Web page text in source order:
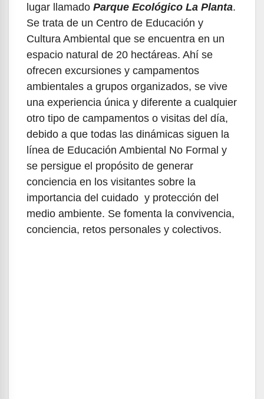
lugar llamado Parque Ecológico La Planta.
Se trata de un Centro de Educación y
Cultura Ambiental que se encuentra en un
espacio natural de 20 hectáreas. Ahí se
ofrecen excursiones y campamentos
ambientales a grupos organizados, se vive
una experiencia única y diferente a cualquier
otro tipo de campamentos o visitas del día,
debido a que todas las dinámicas siguen la
línea de Educación Ambiental No Formal y
se persigue el propósito de generar
conciencia en los visitantes sobre la
importancia del cuidado y protección del
medio ambiente. Se fomenta la convivencia,
conciencia, retos personales y colectivos.